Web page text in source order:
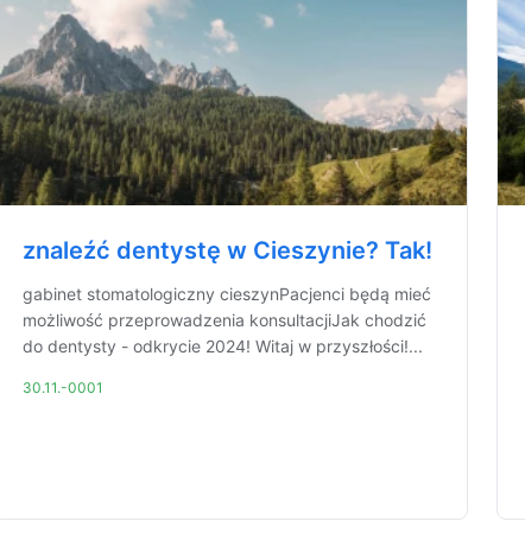
znaleźć dentystę w Cieszynie? Tak!
gabinet stomatologiczny cieszynPacjenci będą mieć
możliwość przeprowadzenia konsultacjiJak chodzić
do dentysty - odkrycie 2024! Witaj w przyszłości!...
30.11.-0001